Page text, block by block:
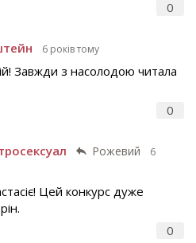
0
6 років тому
0
Завжди з насолодою читала
Рожевий
6
0
Цей конкурс дуже